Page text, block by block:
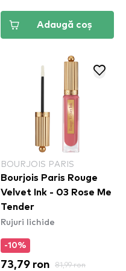
Adaugă coș
BOURJOIS PARIS
Bourjois Paris Rouge
Velvet Ink - 03 Rose Me
Tender
Rujuri lichide
-10%
73,79 ron 81,99 ron